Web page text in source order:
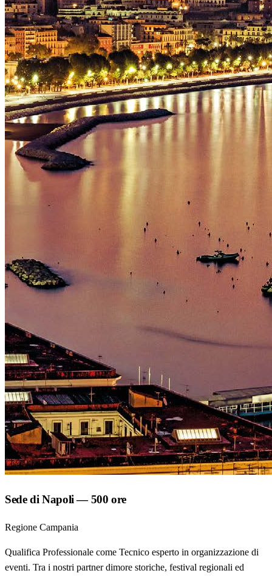
Sede di Napoli — 500 ore
Regione Campania
Qualifica Professionale come Tecnico esperto in organizzazione di
eventi. Tra i nostri partner dimore storiche, festival regionali ed